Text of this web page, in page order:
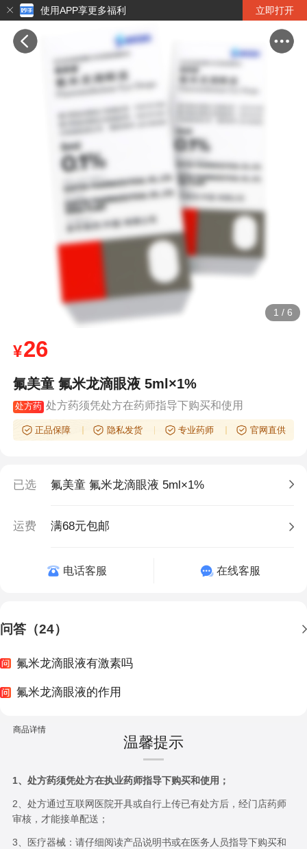
使用APP享更多福利 立即打开
1 / 6
¥26
氟美童 氟米龙滴眼液 5ml×1%
处方药 处方药须凭处方在药师指导下购买和使用
正品保障 隐私发货 专业药师 官网直供
已选 氟美童 氟米龙滴眼液 5ml×1%
运费 满68元包邮
电话客服 在线客服
问答（24）
氟米龙滴眼液有激素吗
氟米龙滴眼液的作用
商品详情
温馨提示
1、处方药须凭处方在执业药师指导下购买和使用；
2、处方通过互联网医院开具或自行上传已有处方后，经门店药师
审核，才能接单配送；
3、医疗器械：请仔细阅读产品说明书或在医务人员指导下购买和